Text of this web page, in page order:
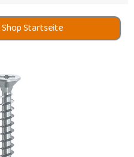
Startseite